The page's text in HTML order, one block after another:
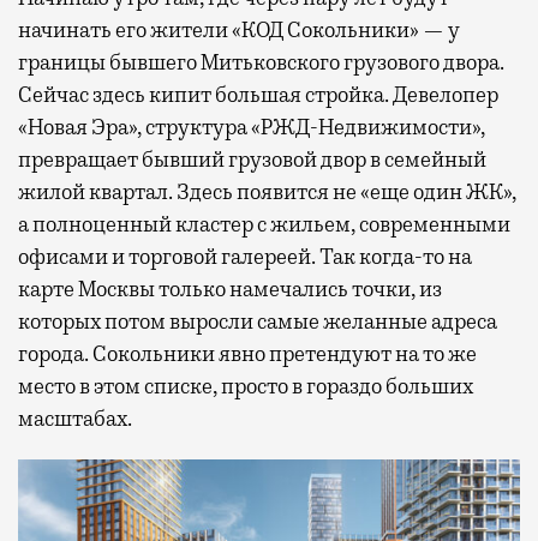
начинать его жители «КОД Сокольники» — у
границы бывшего Митьковского грузового двора.
Сейчас здесь кипит большая стройка. Девелопер
«Новая Эра», структура «РЖД-Недвижимости»,
превращает бывший грузовой двор в семейный
жилой квартал. Здесь появится не «еще один ЖК»,
а полноценный кластер с жильем, современными
офисами и торговой галереей. Так когда-то на
карте Москвы только намечались точки, из
которых потом выросли самые желанные адреса
города. Сокольники явно претендуют на то же
место в этом списке, просто в гораздо больших
масштабах.